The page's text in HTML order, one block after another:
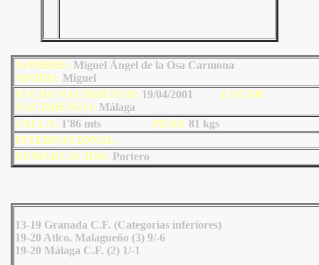
NOMBRE: Miguel Ángel de la Osa Carmona
APODO: Miguel
FECHA NACIMIENTO: 19/04/2001 LUGAR
NACIMIENTO: Málaga
TALLA: 1'86 mts PESO: 81 kgs
INTERNACIONAL:
DEMARCACIÓN: Portero
13-19 Granada C.F. (Categorias inferiores)
19-20 Atlco. Malagueño (3) 9/-6
19-20 Málaga C.F. (2) 1/-1